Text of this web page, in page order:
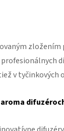
zložením
profesionálnych
v tyčinkových